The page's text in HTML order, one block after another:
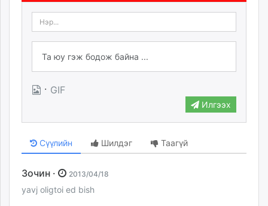
· GIF
Илгээх
Сүүлийн Шилдэг Таагүй
Зочин · 2013/04/18
yavj oligtoi ed bish